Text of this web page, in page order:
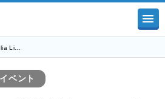
Li…
イベント